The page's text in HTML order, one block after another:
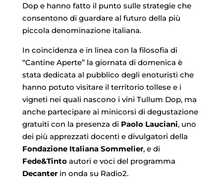
Dop e hanno fatto il punto sulle strategie che
consentono di guardare al futuro della più
piccola denominazione italiana.
In coincidenza e in linea con la filosofia di
“Cantine Aperte” la giornata di domenica è
stata dedicata al pubblico degli enoturisti che
hanno potuto visitare il territorio tollese e i
vigneti nei quali nascono i vini Tullum Dop, ma
anche partecipare ai minicorsi di degustazione
gratuiti con la presenza di Paolo Lauciani, uno
dei più apprezzati docenti e divulgatori della
Fondazione Italiana Sommelier, e di
Fede&Tintoautori e voci del programma
Decanterin onda su Radio2.